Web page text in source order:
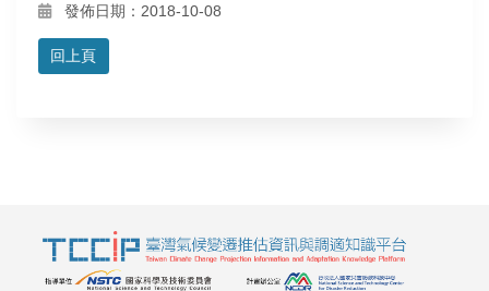
發佈日期：2018-10-08
回上頁